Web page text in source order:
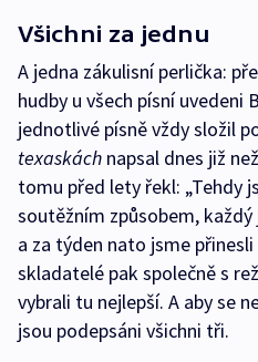
Všichni za jednu
A jedna zákulisní perlička:
hudby u všech písní uvedeni
jednotlivé písně vždy složil
texaskách napsal dnes již
tomu před lety řekl: „Tehdy
soutěžním způsobem,
a za týden nato jsme
skladatelé pak společně s
vybrali tu nejlepší. A aby se
jsou podepsáni všichni tři.